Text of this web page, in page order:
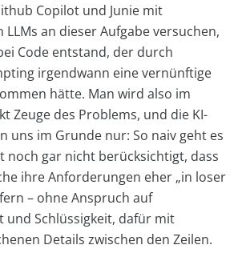
Copilot und Junie mit
LLMs an dieser Aufgabe versuchen,
Code entstand, der durch
irgendwann eine vernünftige
hätte. Man wird also im
Zeuge des Problems, und die KI-
uns im Grunde nur: So naiv geht es
noch gar nicht berücksichtigt, dass
ihre Anforderungen eher „in loser
– ohne Anspruch auf
und Schlüssigkeit, dafür mit
Details zwischen den Zeilen.